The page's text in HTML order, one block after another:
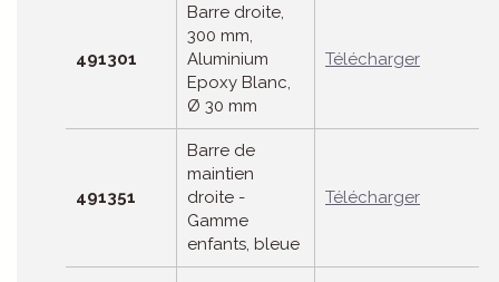
491301
Barre droite,
300 mm,
Aluminium
Epoxy Blanc,
Ø 30 mm
Télécharger
491351
Barre de
maintien
droite -
Gamme
enfants, bleue
Télécharger